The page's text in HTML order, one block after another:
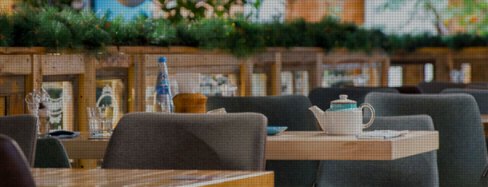
代表あいさつ 会社情報
スポーツ関連事業・取り組み ブランディング・新業態確立支援